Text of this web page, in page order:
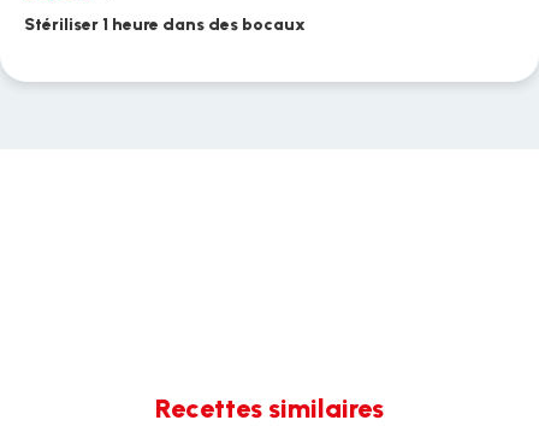
Stériliser 1 heure dans des bocaux
Recettes similaires